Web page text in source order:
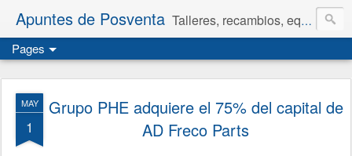
Apuntes de Posventa Talleres, recambios, equipamiento y neumáticos.
Pages
MAY
1
Grupo PHE adquiere el 75% del capital de
AD Freco Parts